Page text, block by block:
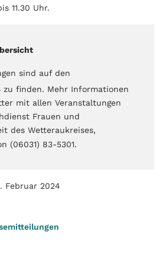
11.30 Uhr.
sind auf den
zu finden. Mehr Informationen
mit allen Veranstaltungen
Frauen und
des Wetteraukreises,
(06031) 83-5301.
Februar 2024